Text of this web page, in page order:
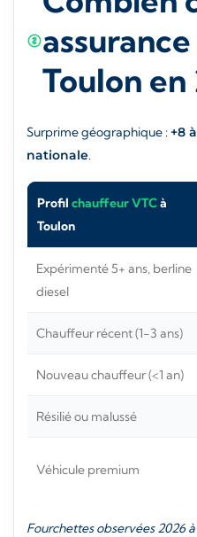
Toulon en
Surprime géographique : +8
nationale.
Profil chauffeur VTCà
Toulon
Expérimenté 5+ ans, berline
diesel
Chauffeur récent (1-3 ans)
Nouveau chauffeur (<1 an)
Résilié ou malussé
Véhicule premium
Fourchettes observées 2026